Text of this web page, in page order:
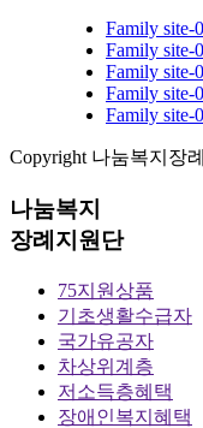
Family site-
Family site-
Family site-
Family site-
Family site-
Copyright 나눔복지장
나눔복지
장례지원단
75지원상품
기초생활수급자
국가유공자
차상위계층
저소득층혜택
장애인복지혜택